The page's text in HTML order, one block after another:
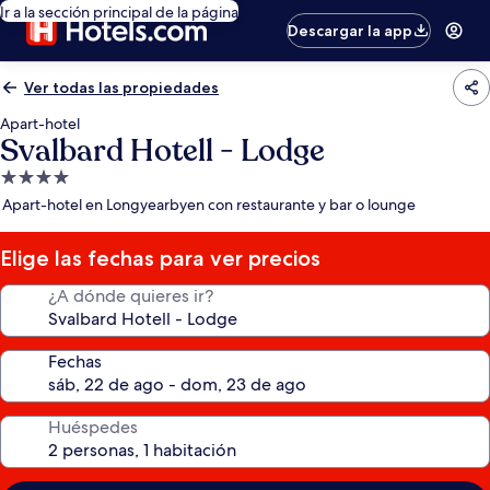
Ir a la sección principal de la página
Descargar la app
Ver todas las propiedades
Apart-hotel
Svalbard Hotell - Lodge
Propiedad
de
estrellas
Apart-hotel en Longyearbyen con restaurante y bar o lounge
Elige las fechas para ver precios
¿A dónde quieres ir?
Fechas
Huéspedes